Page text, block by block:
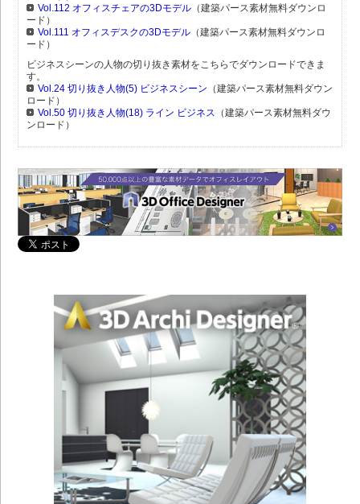
Vol.112 オフィスチェアの3Dモデル （建築パース素材無料ダウンロ
ード）
Vol.111 オフィスデスクの3Dモデル （建築パース素材無料ダウンロ
ード）
ビジネスシーンの人物の切り抜き素材をこちらでダウンロードできま
す。
Vol.24 切り抜き人物(5) ビジネスシーン
（建築パース素材無料ダウン
ロード）
Vol.50 切り抜き人物(18) ライン ビジネス
（建築パース素材無料ダウ
ンロード）